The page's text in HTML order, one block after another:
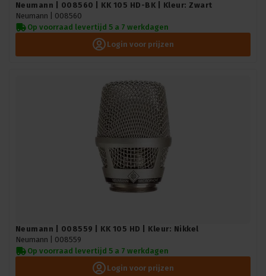
Neumann | 008560 | KK 105 HD-BK | Kleur: Zwart
Neumann | 008560
Op voorraad levertijd 5 a 7 werkdagen
Login voor prijzen
Neumann | 008559 | KK 105 HD | Kleur: Nikkel
Neumann | 008559
Op voorraad levertijd 5 a 7 werkdagen
Login voor prijzen